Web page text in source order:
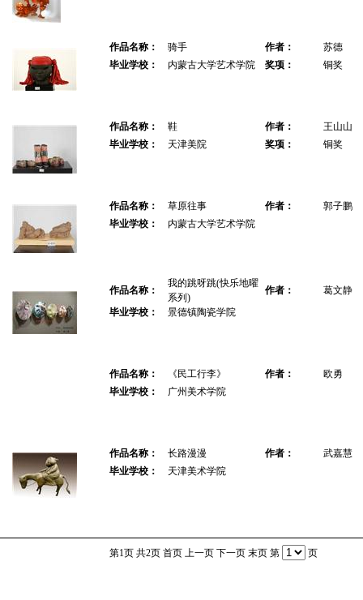
作品名称： 骑手 作者：
苏德
毕业学校：
内蒙古大学艺术学院 奖项： 铜奖
作品名称： 鞋 作者：
王山山
毕业学校：
天津美院 奖项： 铜奖
作品名称： 草原往事 作者：
郭子鹏
毕业学校：
内蒙古大学艺术学院
作品名称：
我的跳呀跳(快乐地曜
系列)
作者：
葛文静
毕业学校：
景德镇陶瓷学院
作品名称： 《民工行李》 作者：
欧勇
毕业学校：
广州美术学院
作品名称： 长路漫漫 作者：
武嘉慧
毕业学校：
天津美术学院
第1页 共2页 首页 上一页 下一页 末页 第 页